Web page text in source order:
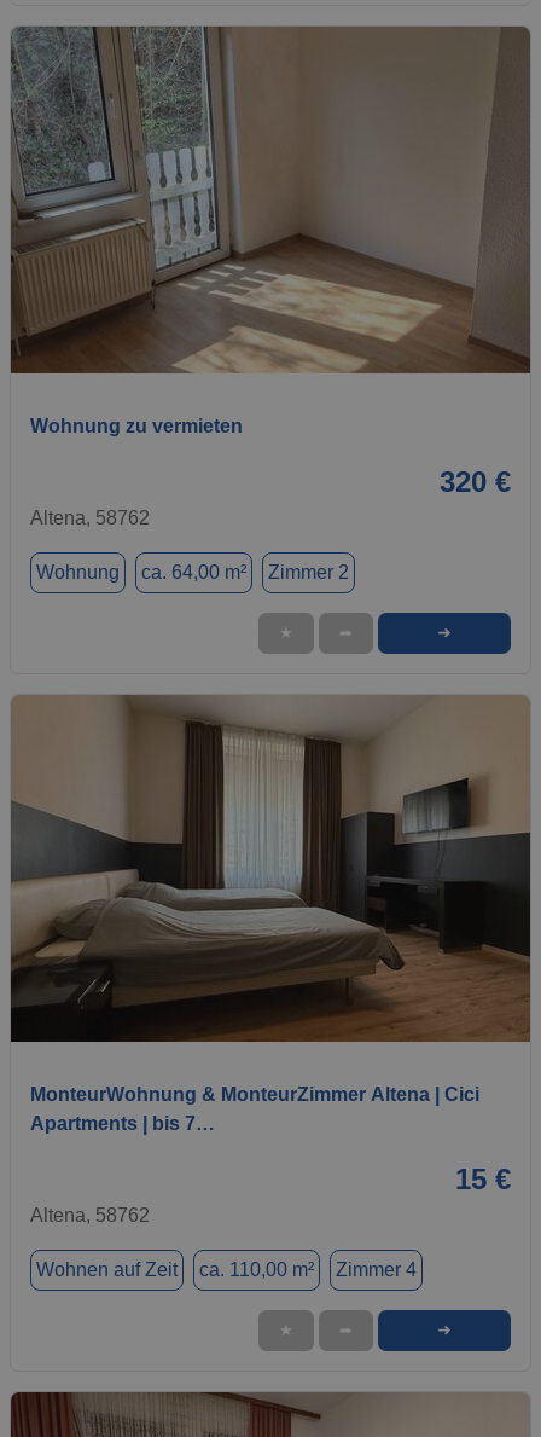
1 / 5
Wohnung zu vermieten
320 €
Altena, 58762
Wohnung ca. 64,00 m² Zimmer 2
★ ➦ ➜
MonteurWohnung & MonteurZimmer Altena | Cici
Apartments | bis 7…
15 €
Altena, 58762
Wohnen auf Zeit ca. 110,00 m² Zimmer 4
★ ➦ ➜